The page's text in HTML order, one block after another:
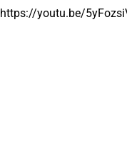
https://youtu.be/